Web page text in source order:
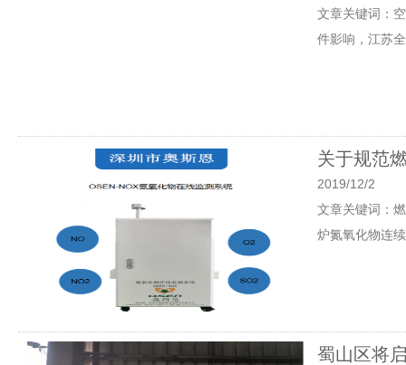
文章关键词：
件影响，江苏
关于规范
2019/12/2
文章关键词：
炉氮氧化物连
蜀山区将